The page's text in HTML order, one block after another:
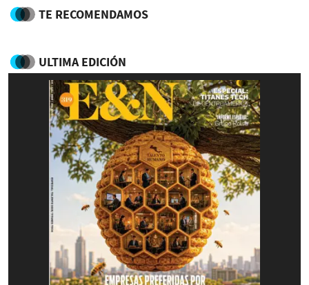
TE RECOMENDAMOS
ULTIMA EDICIÓN